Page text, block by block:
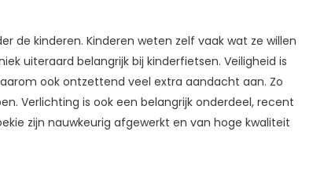
de kinderen. Kinderen weten zelf vaak wat ze willen
uiteraard belangrijk bij kinderfietsen. Veiligheid is
ook ontzettend veel extra aandacht aan. Zo
Verlichting is ook een belangrijk onderdeel, recent
zijn nauwkeurig afgewerkt en van hoge kwaliteit